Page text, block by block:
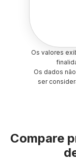
Os valores
Os dados
ser
Compare